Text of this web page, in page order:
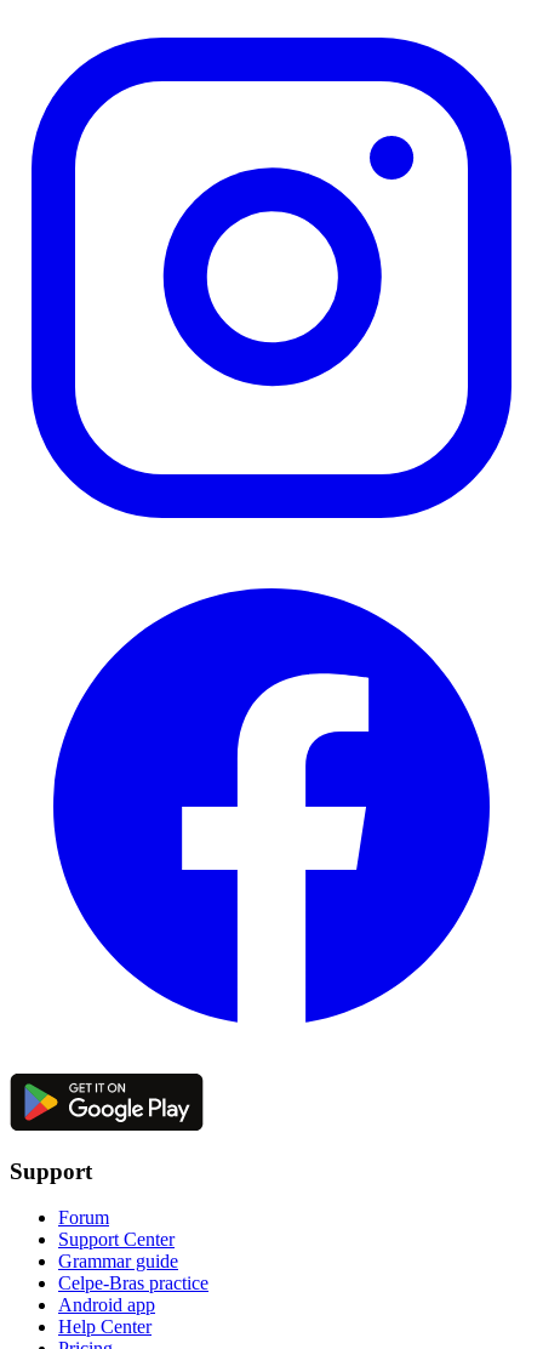
Support
Forum
Support Center
Grammar guide
Celpe-Bras practice
Android app
Help Center